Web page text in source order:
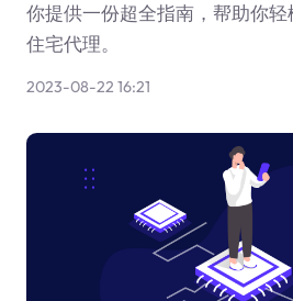
你提供一份超全指南，帮助你
住宅代理。
2023-08-22 16:21